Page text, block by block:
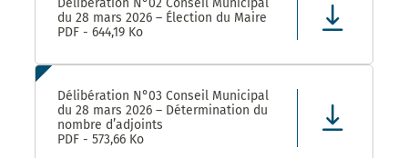
Délibération N°02 Conseil Municipal
du 28 mars 2026 – Élection du Maire
PDF - 644,19 Ko
Délibération N°03 Conseil Municipal
du 28 mars 2026 – Détermination du
nombre d’adjoints
PDF - 573,66 Ko